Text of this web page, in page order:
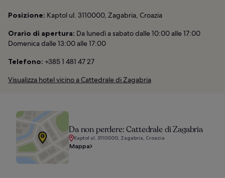
Posizione: Kaptol ul. 3110000, Zagabria, Croazia
Orario di apertura: Da lunedì a sabato dalle 10:00 alle 17:00
Domenica dalle 13:00 alle 17:00
Telefono: +385 1 481 47 27
Visualizza hotel vicino a Cattedrale di Zagabria
Da non perdere: Cattedrale di Zagabria
Kaptol ul. 3110000, Zagabria, Croazia
Mappa